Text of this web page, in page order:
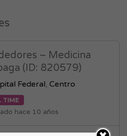
– Medicina
(ID: 820579)
Federal,Centro
TIME
hace 10 años